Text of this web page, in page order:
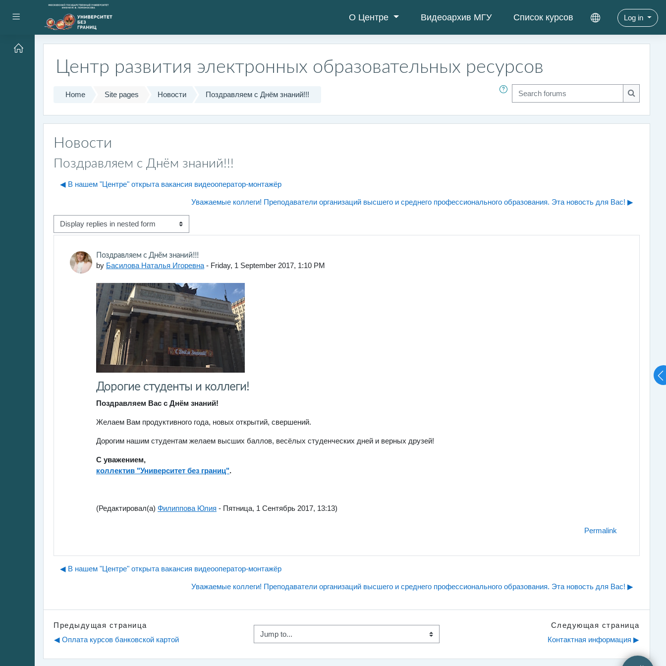
Side panel О Центре Видеоархив МГУ Список курсов Log in
Skip to main content
Центр развития электронных образовательных ресурсов
Home Site pages Новости Поздравляем с Днём знаний!!! Search forums
Search
Новости
Поздравляем с Днём знаний!!!
◀︎ В нашем "Центре" открыта вакансия видеооператор-монтажёр
Уважаемые коллеги! Преподаватели организаций высшего и среднего профессионального образования. Эта новость для Вас! ▶︎
Display mode
Поздравляем с Днём знаний!!!
by Басилова Наталья Игоревна - Friday, 1 September 2017, 1:10 PM
Number of replies: 0
Дорогие студенты и коллеги!
Поздравляем Вас с Днём знаний!
Желаем Вам продуктивного года, новых открытий, свершений.
Дорогим нашим студентам желаем высших баллов, весёлых студенческих дней и верных друзей!
С уважением,
коллектив "Университет без границ".
(Редактировал(а) Филиппова Юлия - Пятница, 1 Сентябрь 2017, 13:13)
Permalink
◀︎ В нашем "Центре" открыта вакансия видеооператор-монтажёр
Уважаемые коллеги! Преподаватели организаций высшего и среднего профессионального образования. Эта новость для Вас! ▶︎
Предыдущая страница
◀︎ Оплата курсов банковской картой
Jump to...
Следующая страница
Контактная информация ▶︎